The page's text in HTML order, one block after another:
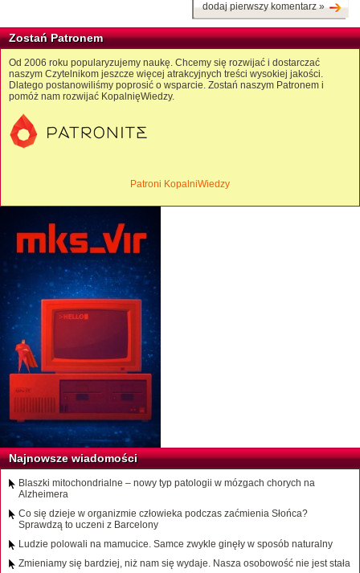
dodaj pierwszy komentarz »
Zostań Patronem
Od 2006 roku popularyzujemy naukę. Chcemy się rozwijać i dostarczać
naszym Czytelnikom jeszcze więcej atrakcyjnych treści wysokiej jakości.
Dlatego postanowiliśmy poprosić o wsparcie. Zostań naszym Patronem i
pomóż nam rozwijać KopalnięWiedzy.
Patroni KopalniWiedzy
Najnowsze wiadomości
Blaszki mitochondrialne – nowy typ patologii w mózgach chorych na
Alzheimera
Co się dzieje w organizmie człowieka podczas zaćmienia Słońca?
Sprawdzą to uczeni z Barcelony
Ludzie polowali na mamucice. Samce zwykle ginęły w sposób naturalny
Zmieniamy się bardziej, niż nam się wydaje. Nasza osobowość nie jest stała